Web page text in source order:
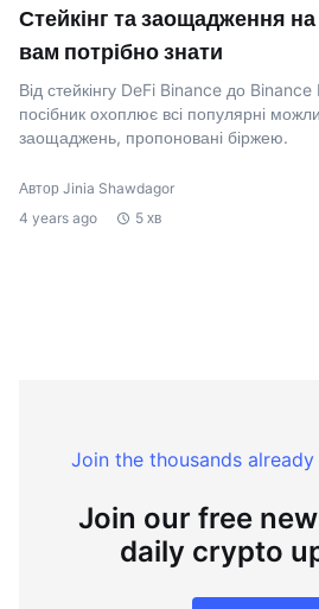
Стейкінг та заощадження
вам потрібно знати
Від стейкінгу DeFi Binance до
посібник охоплює всі популярні
заощаджень, пропоновані біржею.
Автор Jinia Shawdagor
4 years ago
5 хв
Join the thousands
Join our free
daily crypto